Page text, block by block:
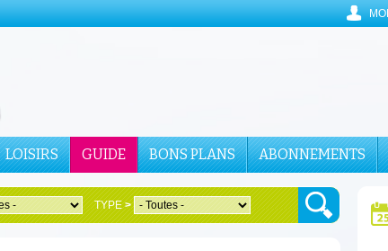
LOISIRS GUIDE BONS PLANS ABONNEMENTS
TYPE>